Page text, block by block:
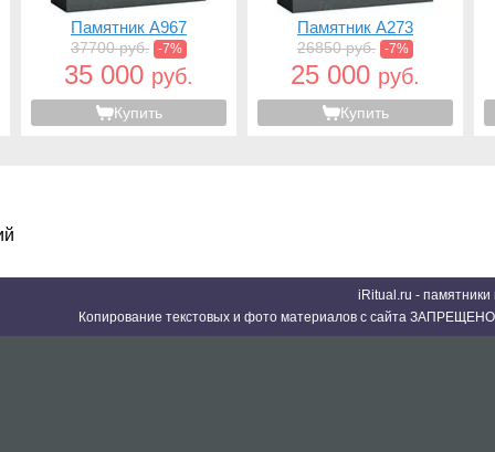
Памятник A967
37700 руб. -7%
35 000 руб.
Купить
Памятник A273
26850 руб. -7%
25 000 руб.
Купить
iRitual.ru -
Копирование текстовых и фото материалов с сайта